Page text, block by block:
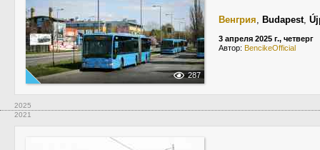
287
Венгрия, Budapest,
3 апреля 2025 г., четверг
Автор: BencikeOfficial
2025
2021